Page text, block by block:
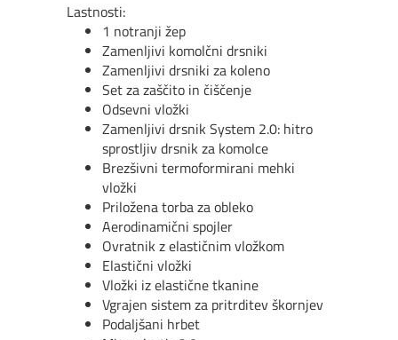
Lastnosti:
1 notranji žep
Zamenljivi komolčni drsniki
Zamenljivi drsniki za koleno
Set za zaščito in čiščenje
Odsevni vložki
Zamenljivi drsnik System 2.0: hitro
sprostljiv drsnik za komolce
Brezšivni termoformirani mehki
vložki
Priložena torba za obleko
Aerodinamični spojler
Ovratnik z elastičnim vložkom
Elastični vložki
Vložki iz elastične tkanine
Vgrajen sistem za pritrditev škornjev
Podaljšani hrbet